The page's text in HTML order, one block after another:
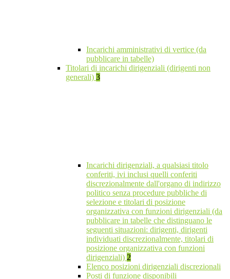
Incarichi amministrativi di vertice (da
pubblicare in tabelle)
Titolari di incarichi dirigenziali (dirigenti non
generali) 3
Incarichi dirigenziali, a qualsiasi titolo
conferiti, ivi inclusi quelli conferiti
discrezionalmente dall'organo di indirizzo
politico senza procedure pubbliche di
selezione e titolari di posizione
organizzativa con funzioni dirigenziali (da
pubblicare in tabelle che distinguano le
seguenti situazioni: dirigenti, dirigenti
individuati discrezionalmente, titolari di
posizione organizzativa con funzioni
dirigenziali) 2
Elenco posizioni dirigenziali discrezionali
Posti di funzione disponibili